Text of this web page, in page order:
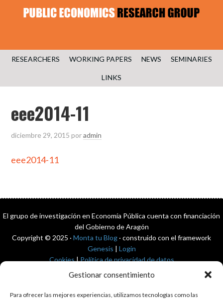
Gestionar consentimiento
Para ofrecer las mejores experiencias, utilizamos tecnologías como las
RESEARCHERS WORKING PAPERS NEWS SEMINARIES
LINKS
eee2014-11
diciembre 29, 2015 poradmin
eee2014-11
El grupo de investigación en Economía Pública cuenta con financiación
del Gobierno de Aragón
Copyright © 2025 · Monta tu Blog · construido con el framework
Genesis | Login
Cookies|Política de privacidad de datos
Tema para economía pública
Genesis Framework